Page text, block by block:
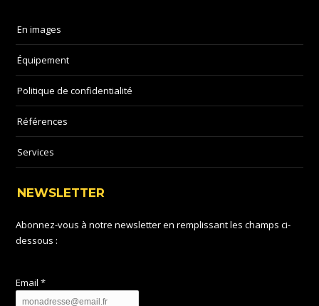
En images
Équipement
Politique de confidentialité
Références
Services
NEWSLETTER
Abonnez-vous à notre newsletter en remplissant les champs ci-
dessous :
Email *